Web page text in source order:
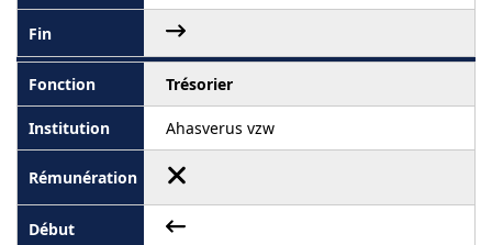
Trésorier
Ahasverus vzw